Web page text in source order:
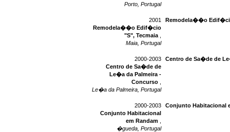
Porto, Portugal
2001
Remodela��o Edif�cio
"S", Tecmaia
Maia, Portugal
Remodela��o
2000-2003
Centro de Sa�de de
Le�a da Palmeira -
Concurso
Le�a da Palmeira, Portugal
Centro de Sa�de de
2000-2003
Conjunto Habitacional
em Randam
�gueda, Portugal
Conjunto Habitacional